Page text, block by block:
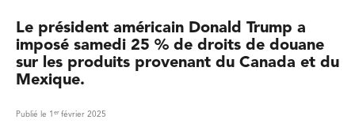
Le président américain Donald Trump a
imposé samedi 25 % de droits de douane
sur les produits provenant du Canada et du
Mexique.
Publié le 1 er février 2025